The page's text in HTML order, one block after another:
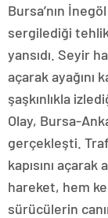
Bursa’nın
sergilediği
yansıdı. Seyir
açarak ayağını
şaşkınlıkla
Olay, Bursa-
gerçekleşti.
kapısını açarak
hareket, hem
sürücülerin